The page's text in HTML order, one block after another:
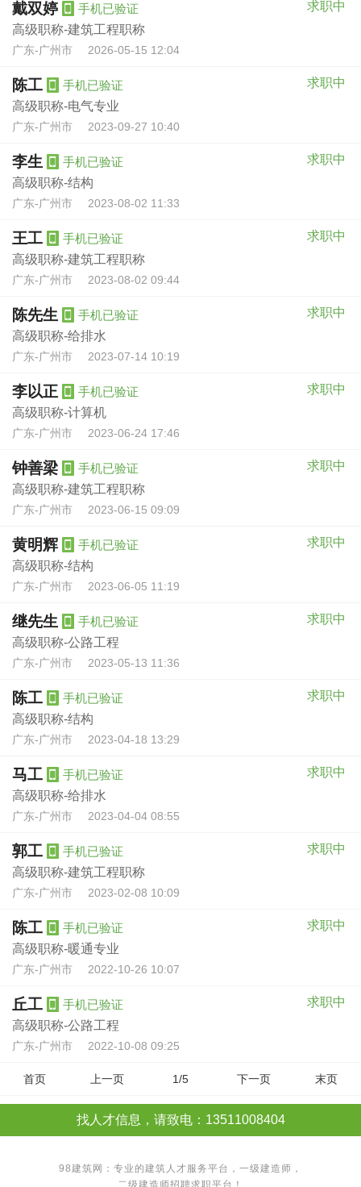
戴双婷 手机已验证
求职中
高级职称-建筑工程职称
广东-广州市 2026-05-15 12:04
陈工 手机已验证
求职中
高级职称-电气专业
广东-广州市 2023-09-27 10:40
李生 手机已验证
求职中
高级职称-结构
广东-广州市 2023-08-02 11:33
王工 手机已验证
求职中
高级职称-建筑工程职称
广东-广州市 2023-08-02 09:44
陈先生 手机已验证
求职中
高级职称-给排水
广东-广州市 2023-07-14 10:19
李以正 手机已验证
求职中
高级职称-计算机
广东-广州市 2023-06-24 17:46
钟善梁 手机已验证
求职中
高级职称-建筑工程职称
广东-广州市 2023-06-15 09:09
黄明辉 手机已验证
求职中
高级职称-结构
广东-广州市 2023-06-05 11:19
继先生 手机已验证
求职中
高级职称-公路工程
广东-广州市 2023-05-13 11:36
陈工 手机已验证
求职中
高级职称-结构
广东-广州市 2023-04-18 13:29
马工 手机已验证
求职中
高级职称-给排水
广东-广州市 2023-04-04 08:55
郭工 手机已验证
求职中
高级职称-建筑工程职称
广东-广州市 2023-02-08 10:09
陈工 手机已验证
求职中
高级职称-暖通专业
广东-广州市 2022-10-26 10:07
丘工 手机已验证
求职中
高级职称-公路工程
广东-广州市 2022-10-08 09:25
首页 上一页 1/5 下一页 末页
找人才信息，请致电：13511008404
98建筑网：专业的建筑人才服务平台， 一级建造师 ，
二级建造师招聘求职平台！